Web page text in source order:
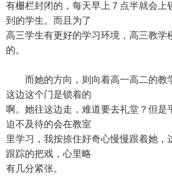
有栅栏封闭的，每天早上７点半就会上
到的学生。而且为了
高三学生有更好的学习环境，高三教学
的。
而她的方向，则向着高一高二的教
这边这个门是锁着的
啊。她往这边走，难道要去礼堂？但是
迫不及待的会在教室
里学习，我按捺住好奇心慢慢跟着她，
跟踪的把戏，心里略
有几分紧张。